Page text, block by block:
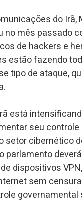
do Irã,
no mês passado
de hackers e
estão fazendo
tipo de ataque,
está
seu controle
setor cibernético
parlamento
dispositivos
sem
governamental